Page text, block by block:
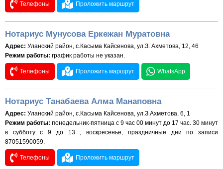
Телефоны Проложить маршрут
Нотариус Мунусова Еркежан Муратовна
Адрес: Уланский район, с.Касыма Кайсенова, ул.З. Ахметова, 12, 46
Режим работы: график работы не указан.
Телефоны Проложить маршрут WhatsApp
Нотариус Танабаева Алма Манаповна
Адрес: Уланский район, с.Касыма Кайсенова, ул.З.Ахметова, 6, 1
Режим работы: понедельник-пятница с 9 час 00 минут до 17 час. 30 минут
в субботу с 9 до 13 , воскресенье, праздничные дни по записи
87051590059.
Телефоны Проложить маршрут